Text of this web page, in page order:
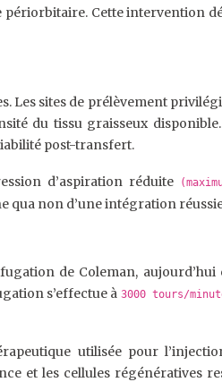
Cette intervention
Les sites de prélèvement
du tissu graisseux
post-transfert.
d’aspiration réduite
qua non d’une intégration
de Coleman, aujourd’hui
s’effectue à 3000 tours/
utilisée pour
et les cellules régénératives